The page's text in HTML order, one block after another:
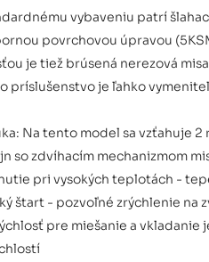
vybaveniu patrí
povrchovou úpravou
je tiež brúsená nerezová
príslušenstvo je ľahko
Na tento model sa vzťahuje 2
so zdvíhacím mechanizmom
pri vysokých teplotách -
štart - pozvoľné zrýchlenie na
pre miešanie a vkladanie